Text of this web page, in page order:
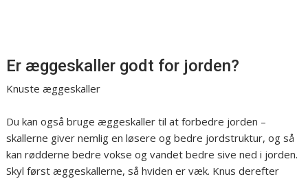
Er æggeskaller godt for jorden?
Knuste æggeskaller
Du kan også bruge æggeskaller til at forbedre jorden –
skallerne giver nemlig en løsere og bedre jordstruktur, og så
kan rødderne bedre vokse og vandet bedre sive ned i jorden.
Skyl først æggeskallerne, så hviden er væk. Knus derefter